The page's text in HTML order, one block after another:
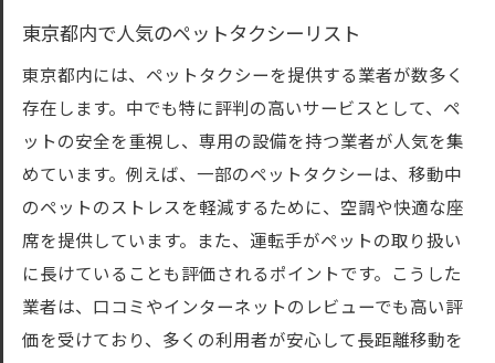
東京都内で人気のペットタクシーリスト
東京都内には、ペットタクシーを提供する業者が数多く
存在します。中でも特に評判の高いサービスとして、ペ
ットの安全を重視し、専用の設備を持つ業者が人気を集
めています。例えば、一部のペットタクシーは、移動中
のペットのストレスを軽減するために、空調や快適な座
席を提供しています。また、運転手がペットの取り扱い
に長けていることも評価されるポイントです。こうした
業者は、口コミやインターネットのレビューでも高い評
価を受けており、多くの利用者が安心して長距離移動を